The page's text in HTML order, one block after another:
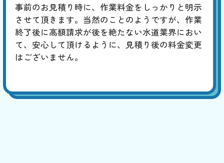
事前のお見積り時に、作業料金をしっかりと明示
させて頂きます。当然のことのようですが、作業
終了後に高額請求が後を絶たない水道業界におい
て、安心して頂けるように、見積り後の料金変更
はございません。